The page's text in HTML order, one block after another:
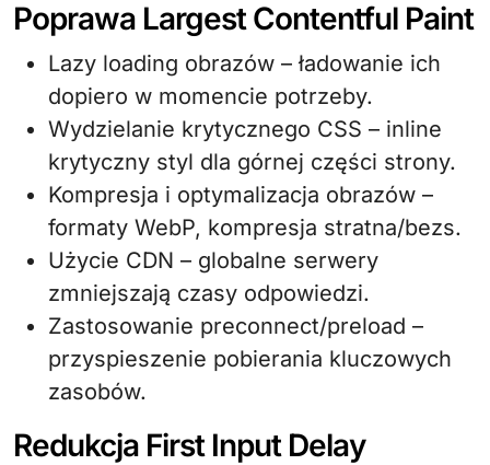
Poprawa Largest Contentful Paint
Lazy loading obrazów – ładowanie ich
dopiero w momencie potrzeby.
Wydzielanie krytycznego CSS – inline
krytyczny styl dla górnej części strony.
Kompresja i optymalizacja obrazów –
formaty WebP, kompresja stratna/bezs.
Użycie CDN – globalne serwery
zmniejszają czasy odpowiedzi.
Zastosowanie preconnect/preload –
przyspieszenie pobierania kluczowych
zasobów.
Redukcja First Input Delay